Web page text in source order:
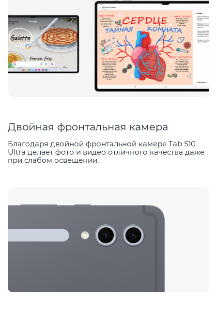
Двойная фронтальная камера
Благодаря двойной фронтальной камере Tab S10
Ultra делает фото и видео отличного качества даже
при слабом освещении.